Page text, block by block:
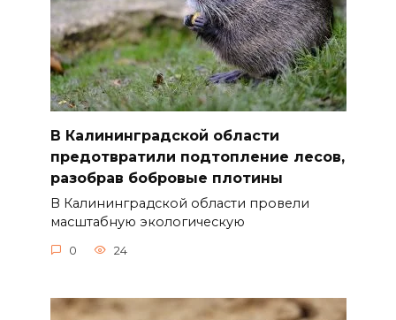
В Калининградской области
предотвратили подтопление лесов,
разобрав бобровые плотины
В Калининградской области провели
масштабную экологическую
0 24